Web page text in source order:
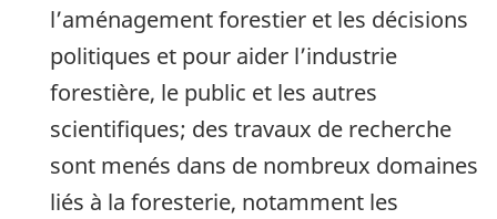
l’aménagement forestier et les décisions
politiques et pour aider l’industrie
forestière, le public et les autres
scientifiques; des travaux de recherche
sont menés dans de nombreux domaines
liés à la foresterie, notamment les